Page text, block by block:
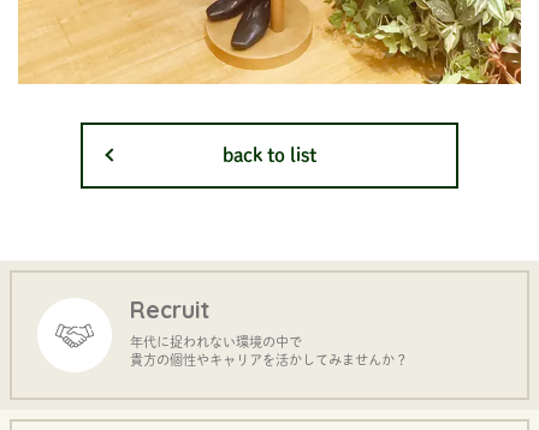
back to list
Recruit
年代に捉われない環境の中で
貴方の個性やキャリアを活かしてみませんか？